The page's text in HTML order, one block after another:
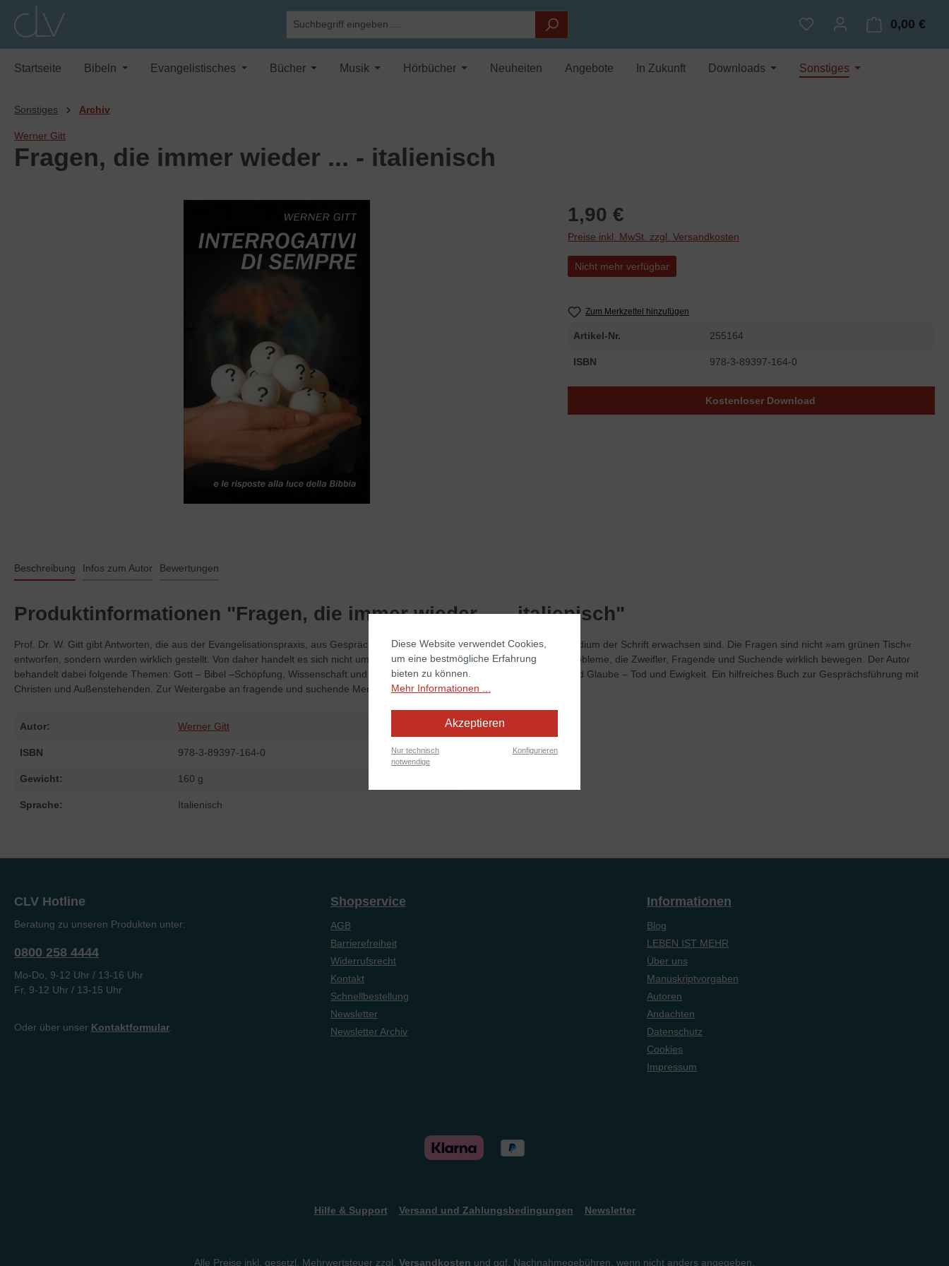
Zur Hauptnavigation springen
Du hast 0 Produkte auf
0,00 €
Startseite Bibeln Evangelistisches Bücher Musik Hörbücher Neuheiten Angebote In Zukunft Downloads Sonstiges
Sonstiges Archiv
Werner Gitt
Fragen, die immer wieder ... - italienisch
1,90 €
Preise inkl. MwSt. zzgl. Versandkosten
Nicht mehr verfügbar
Zum Merkzettel hinzufügen
Artikel-Nr. 255164
ISBN 978-3-89397-164-0
Kostenloser Download
Beschreibung Infos zum Autor Bewertungen
Produktinformationen "Fragen, die immer wieder ... - italienisch"
Prof. Dr. W. Gitt gibt Antworten, die aus der Evangelisationspraxis, aus Gesprächen mit fragenden Menschen und aus dem Studium der Schrift erwachsen sind. Die Fragen sind nicht »am grünen Tisch«
entworfen, sondern wurden wirklich gestellt. Von daher handelt es sich nicht um theologische Spitzfindigkeiten, sondern um Probleme, die Zweifler, Fragende und Suchende wirklich bewegen. Der Autor
behandelt dabei folgende Themen: Gott – Bibel –Schöpfung, Wissenschaft und Glaube – das Heil – die Religionen – Leben und Glaube – Tod und Ewigkeit. Ein hilfreiches Buch zur Gesprächsführung mit
Christen und Außenstehenden. Zur Weitergabe an fragende und suchende Menschen bestens geeignet.
Autor: Werner Gitt
ISBN 978-3-89397-164-0
Gewicht: 160 g
Sprache: Italienisch
CLV Hotline
Beratung zu unseren Produkten unter:
0800 258 4444
Mo-Do, 9-12 Uhr / 13-16 Uhr
Fr, 9-12 Uhr / 13-15 Uhr
Oder über unser Kontaktformular.
Shopservice
AGB
Barrierefreiheit
Widerrufsrecht
Kontakt
Schnellbestellung
Newsletter
Newsletter Archiv
Informationen
Blog
LEBEN IST MEHR
Über uns
Manuskriptvorgaben
Autoren
Andachten
Datenschutz
Cookies
Impressum
Hilfe & Support Versand und Zahlungsbedingungen Newsletter
Alle Preise inkl. gesetzl. Mehrwertsteuer zzgl. Versandkosten und ggf. Nachnahmegebühren, wenn nicht anders angegeben.
Diese Website verwendet Cookies,
um eine bestmögliche Erfahrung
bieten zu können.
Mehr Informationen ...
Akzeptieren
Nur technisch
notwendige
Konfigurieren